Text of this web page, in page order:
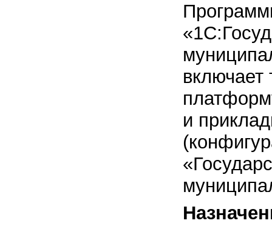
включает
и